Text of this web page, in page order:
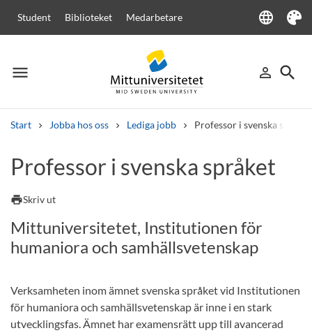
Student Biblioteket Medarbetare language
Language
Tema
menu
Meny person_outline
Logga in
search
Sök
Start Jobba hos oss Lediga jobb Professor i svenska språket
Andra söktjänster
Kurser och program
Professor i svenska språket
printSkriv ut
Mittuniversitetet, Institutionen för
humaniora och samhällsvetenskap
Verksamheten inom ämnet svenska språket vid Institutionen
för humaniora och samhällsvetenskap är inne i en stark
utvecklingsfas. Ämnet har examensrätt upp till avancerad